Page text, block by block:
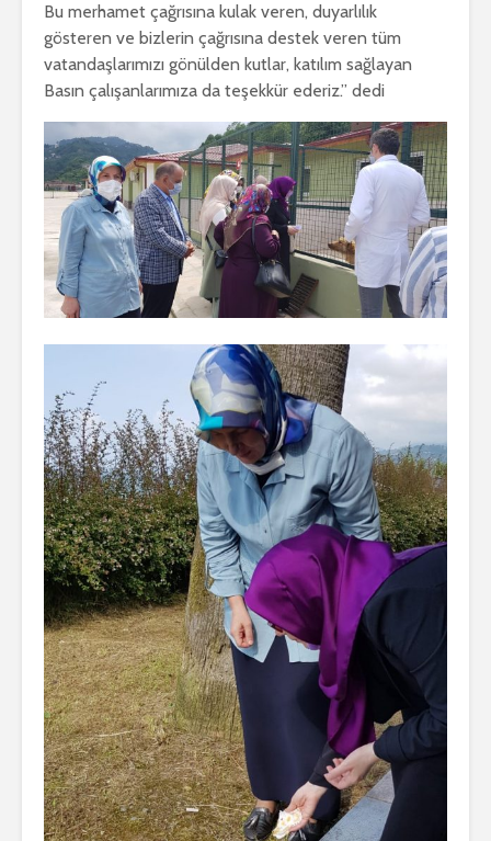
Bu merhamet çağrısına kulak veren, duyarlılık
gösteren ve bizlerin çağrısına destek veren tüm
vatandaşlarımızı gönülden kutlar, katılım sağlayan
Basın çalışanlarımıza da teşekkür ederiz.” dedi